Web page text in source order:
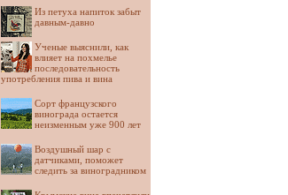
Из петуха напиток забыт
давным-давно
Ученые выяснили, как
влияет на похмелье
последовательность
употребления пива и вина
Сорт французского
винограда остается
неизменным уже 900 лет
Воздушный шар с
датчиками, поможет
следить за виноградником